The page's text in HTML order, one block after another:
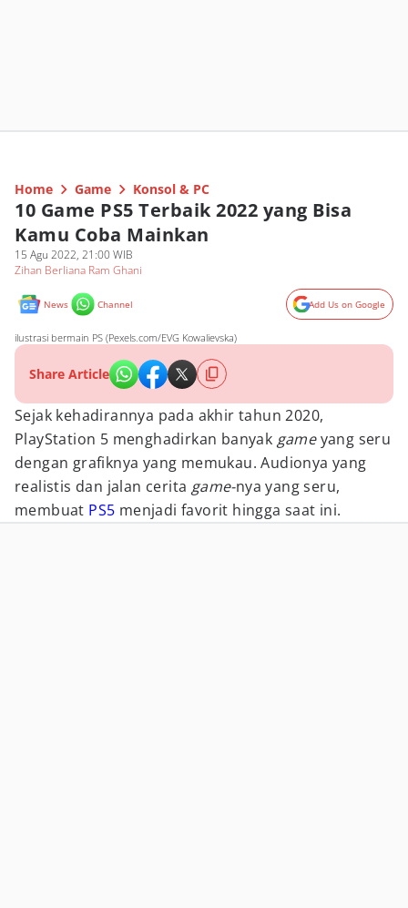
Home Game Konsol & PC
10 Game PS5 Terbaik 2022 yang Bisa
Kamu Coba Mainkan
15 Agu 2022, 21:00 WIB
Zihan Berliana Ram Ghani
News Channel Add Us on Google
ilustrasi bermain PS (Pexels.com/EVG Kowalievska)
Share Article
Sejak kehadirannya pada akhir tahun 2020,
PlayStation 5 menghadirkan banyak gameyang seru
dengan grafiknya yang memukau. Audionya yang
realistis dan jalan cerita game-nya yang seru,
membuat PS5 menjadi favorit hingga saat ini.